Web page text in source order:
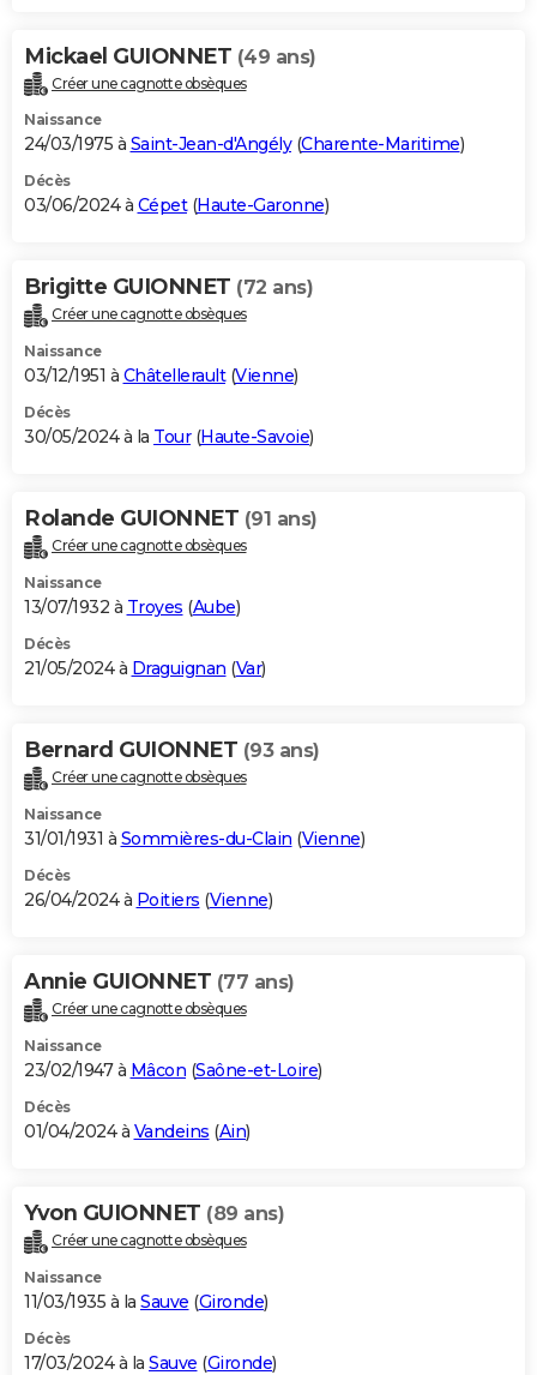
Mickael GUIONNET (49 ans)
Créer une cagnotte obsèques
Naissance
24/03/1975 à Saint-Jean-d'Angély(Charente-Maritime)
Décès
03/06/2024 à Cépet(Haute-Garonne)
Brigitte GUIONNET (72 ans)
Créer une cagnotte obsèques
Naissance
03/12/1951 à Châtellerault(Vienne)
Décès
30/05/2024 à la Tour(Haute-Savoie)
Rolande GUIONNET (91 ans)
Créer une cagnotte obsèques
Naissance
13/07/1932 à Troyes (Aube)
Décès
21/05/2024 à Draguignan (Var)
Bernard GUIONNET (93 ans)
Créer une cagnotte obsèques
Naissance
31/01/1931 à Sommières-du-Clain (Vienne)
Décès
26/04/2024 à Poitiers (Vienne)
Annie GUIONNET (77 ans)
Créer une cagnotte obsèques
Naissance
23/02/1947 à Mâcon (Saône-et-Loire)
Décès
01/04/2024 à Vandeins (Ain)
Yvon GUIONNET (89 ans)
Créer une cagnotte obsèques
Naissance
11/03/1935 à la Sauve (Gironde)
Décès
17/03/2024 à la Sauve (Gironde)